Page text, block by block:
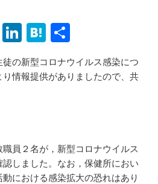
E Li
n
k
H
at
e
n
有
の新型コロナウイルス感染につ
情報提供がありましたので、共
員２名が，新型コロナウイルス
しました。なお，保健所におい
動における感染拡大の恐れはあり